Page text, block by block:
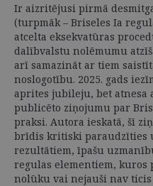
Ir aizritējusi pirmā
(turpmāk – Briseles Ia
atcelta eksekvatūras
dalībvalstu nolēmumu
arī samazināt ar tiem
noslogotību. 2025. gads
aprites jubileju, bet atnesa
publicēto ziņojumu par
praksi. Autora ieskatā, šī
brīdis kritiski paraudzīties
rezultātiem, īpašu
regulas elementiem,
nolūku vai nejauši nav ticis